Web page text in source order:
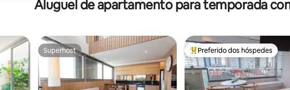
Aluguel de apartamento para temporada
Superhost
Superhost Entre os melhores preferidos
Preferido dos hóspedes